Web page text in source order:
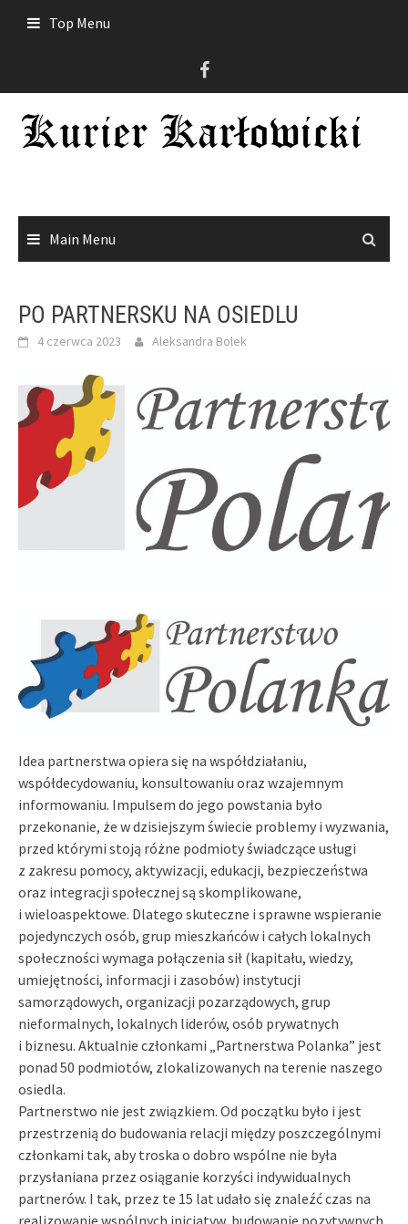
Top Menu
Main Menu
PO PARTNERSKU NA OSIEDLU
4 czerwca 2023 Aleksandra Bolek
Idea partnerstwa opiera się na współdziałaniu,
współdecydowaniu, konsultowaniu oraz wzajemnym
informowaniu. Impulsem do jego powstania było
przekonanie, że w dzisiejszym świecie problemy i wyzwania,
przed którymi stoją różne podmioty świadczące usługi
z zakresu pomocy, aktywizacji, edukacji, bezpieczeństwa
oraz integracji społecznej są skomplikowane,
i wieloaspektowe. Dlatego skuteczne i sprawne wspieranie
pojedynczych osób, grup mieszkańców i całych lokalnych
społeczności wymaga połączenia sił (kapitału, wiedzy,
umiejętności, informacji i zasobów) instytucji
samorządowych, organizacji pozarządowych, grup
nieformalnych, lokalnych liderów, osób prywatnych
i biznesu. Aktualnie członkami „Partnerstwa Polanka” jest
ponad 50 podmiotów, zlokalizowanych na terenie naszego
osiedla.
Partnerstwo nie jest związkiem. Od początku było i jest
przestrzenią do budowania relacji między poszczególnymi
członkami tak, aby troska o dobro wspólne nie była
przysłaniana przez osiąganie korzyści indywidualnych
partnerów. I tak, przez te 15 lat udało się znaleźć czas na
realizowanie wspólnych inicjatyw, budowanie pozytywnych